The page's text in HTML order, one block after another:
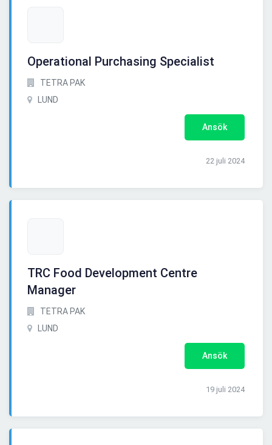
Operational Purchasing Specialist
TETRA PAK
LUND
Ansök
22 juli 2024
TRC Food Development Centre
Manager
TETRA PAK
LUND
Ansök
19 juli 2024